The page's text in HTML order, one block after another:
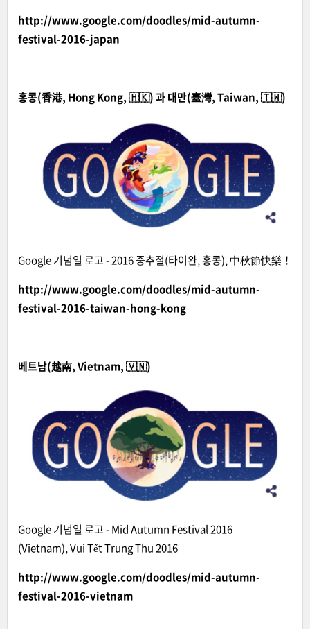
http://www.google.com/doodles/mid-autumn-
festival-2016-japan
홍콩(香港, Hong Kong, 🇭🇰) 과 대만(臺灣, Taiwan, 🇹🇼)
Google 기념일 로고 - 2016 중추절(타이완, 홍콩), 中秋節快樂！
http://www.google.com/doodles/mid-autumn-
festival-2016-taiwan-hong-kong
베트남(越南, Vietnam, 🇻🇳)
Google 기념일 로고 - Mid Autumn Festival 2016
(Vietnam), Vui Tết Trung Thu 2016
http://www.google.com/doodles/mid-autumn-
festival-2016-vietnam